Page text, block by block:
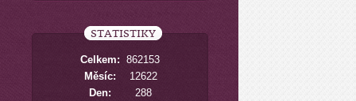
STATISTIKY
Celkem: 862153
Měsíc:
12622
Den:
288